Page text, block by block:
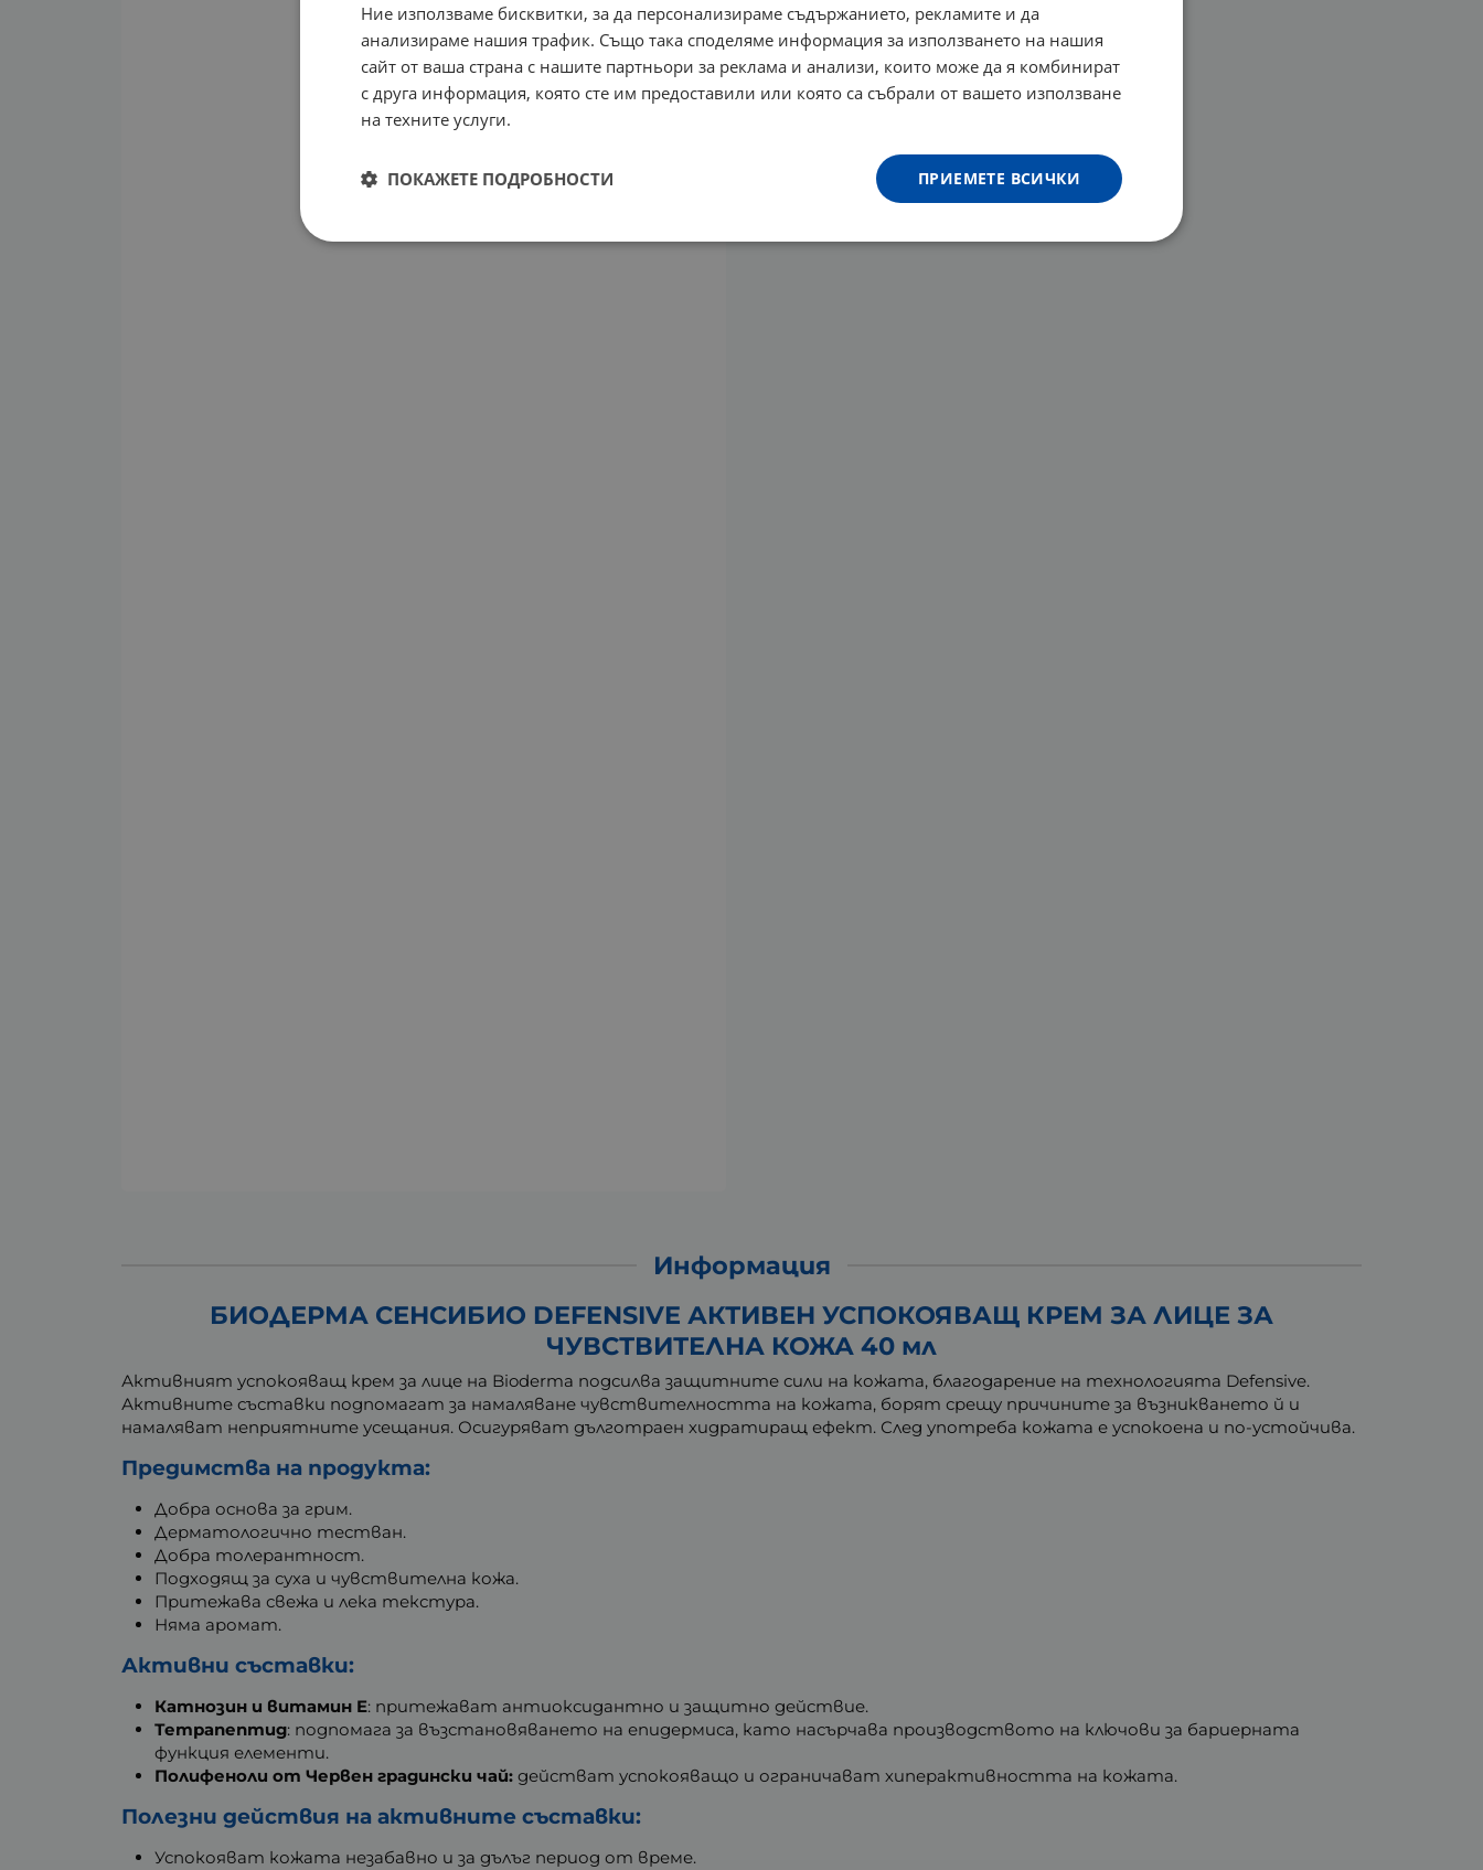
Информация
БИОДЕРМА СЕНСИБИО DEFENSIVE АКТИВЕН УСПОКОЯВАЩ КРЕМ ЗА ЛИЦЕ ЗА
ЧУВСТВИТЕЛНА КОЖА 40 мл
Активният успокояващ крем за лице на Bioderma подсилва защитните сили на кожата, благодарение на технологията Defensive.
Активните съставки подпомагат за намаляване чувствителността на кожата, борят срещу причините за възникването й и
намаляват неприятните усещания. Осигуряват дълготраен хидратиращ ефект. След употреба кожата е успокоена и по-устойчива.
Предимства на продукта:
Добра основа за грим.
Дерматологично тестван.
Добра толерантност.
Подходящ за суха и чувствителна кожа.
Притежава свежа и лека текстура.
Няма аромат.
Активни съставки:
Катнозин и витамин E: притежават антиоксидантно и защитно действие.
Тетрапептид: подпомага за възстановяването на епидермиса, като насърчава производството на ключови за бариерната
функция елементи.
Полифеноли от Червен градински чай: действат успокояващо и ограничават хиперактивността на кожата.
Полезни действия на активните съставки:
Успокояват кожата незабавно и за дълъг период от време.
Ние използваме бисквитки, за да персонализираме съдържанието, рекламите и да
анализираме нашия трафик. Също така споделяме информация за използването на нашия
сайт от ваша страна с нашите партньори за реклама и анализи, които може да я комбинират
с друга информация, която сте им предоставили или която са събрали от вашето използване
на техните услуги.
ПРИЕМЕТЕ ВСИЧКИ
ПОКАЖЕТЕ ПОДРОБНОСТИ